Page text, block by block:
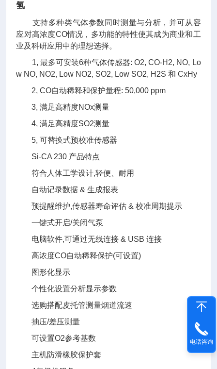
氢
支持多种类气体参数同时测量与分析，并可从容
应对高浓度CO情况，多功能的特性使其成为商业和工
业及科研应用中的理想选择。
1, 最多可安装6种气体传感器: O2, CO-H2, NO, Lo
w NO, NO2, Low NO2, SO2, Low SO2, H2S 和 CxHy
2, CO自动稀释和保护量程: 50,000 ppm
3, 满足高精度NOx测量
4, 满足高精度SO2测量
5, 可替换式预校准传感器
Si-CA 230 产品特点
符合人体工学设计,轻便、耐用
自动记录数据 & 生成报表
预提醒维护,传感器寿命评估 & 校准周期提示
一键式开启/关闭气泵
电脑软件,可通过无线连接 & USB 连接
高浓度CO自动稀释保护(可设置)
图形化显示
个性化设置分析显示参数
选购搭配皮托管测量烟道流速
抽压/差压测量
可设置O2参考基数
主机防滑橡胶保护套
电话咨询